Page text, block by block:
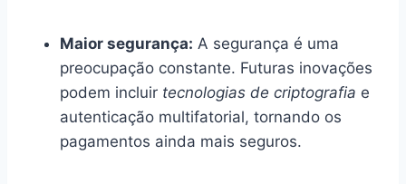
Maior segurança: A segurança é uma
preocupação constante. Futuras inovações
podem incluir tecnologias de criptografia e
autenticação multifatorial, tornando os
pagamentos ainda mais seguros.